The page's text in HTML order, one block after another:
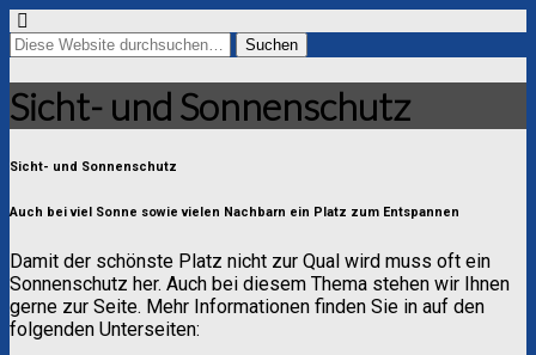
Sicht- und Sonnenschutz
Sicht- und Sonnenschutz
Auch bei viel Sonne sowie vielen Nachbarn ein Platz zum Entspannen
Damit der schönste Platz nicht zur Qual wird muss oft ein
Sonnenschutz her. Auch bei diesem Thema stehen wir Ihnen
gerne zur Seite. Mehr Informationen finden Sie in auf den
folgenden Unterseiten: